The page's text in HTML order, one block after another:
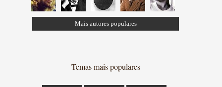
Mais autores populares
Temas mais populares